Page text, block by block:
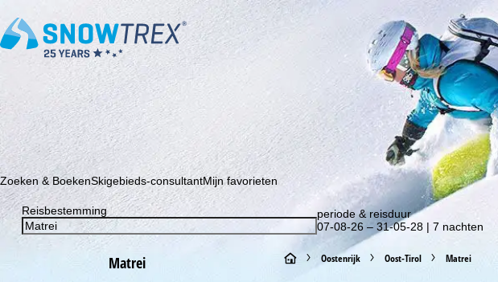
Schrijf je in voor onze nieuwsbrief en wees als eerste op de hoogte van onze kortingsacties!
Zoeken & BoekenSkigebieds-consultantMijn favorieten
Reisbestemming
periode & reisduur
07-08-26 – 31-05-28 | 7 nachten
Matrei S Oostenrijk Oost-Tirol Matrei